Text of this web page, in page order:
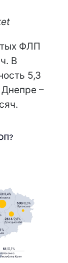
ФЛП
В
5,3
–